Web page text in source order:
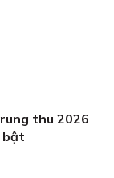
thu 2026
bật